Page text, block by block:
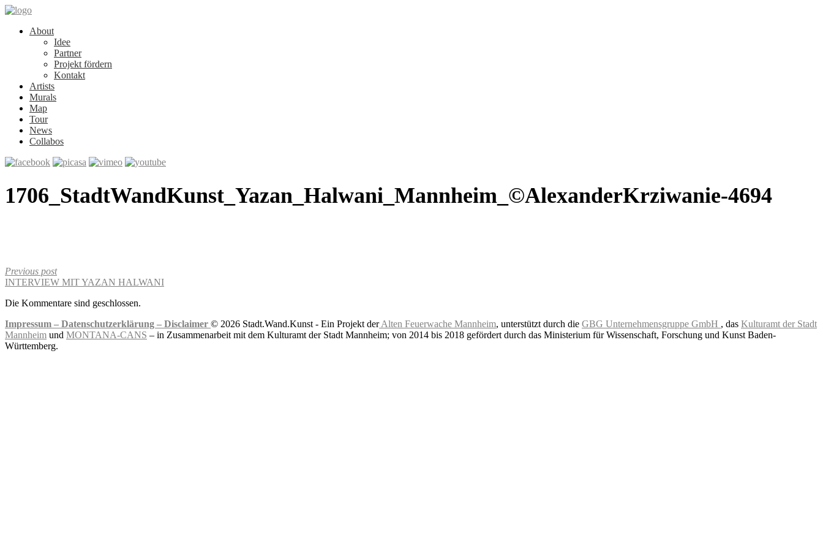
About
Idee
Partner
Projekt fördern
Kontakt
Artists
Murals
Map
Tour
News
Collabos
1706_StadtWandKunst_Yazan_Halwani_Mannheim_©AlexanderKrziwanie-4694
Previous post
INTERVIEW MIT YAZAN HALWANI
Die Kommentare sind geschlossen.
Impressum – Datenschutzerklärung – Disclaimer © 2026 Stadt.Wand.Kunst - Ein Projekt derAlten Feuerwache Mannheim, unterstützt durch die GBG Unternehmensgruppe GmbH , das Kulturamt der Stadt
Mannheim und MONTANA-CANS – in Zusammenarbeit mit dem Kulturamt der Stadt Mannheim; von 2014 bis 2018 gefördert durch das Ministerium für Wissenschaft, Forschung und Kunst Baden-
Württemberg.